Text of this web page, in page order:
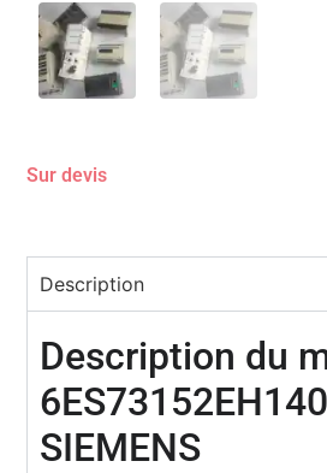
Sur devis
Description
Description du
SIEMENS